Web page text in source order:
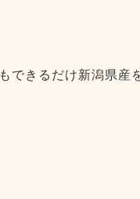
できるだけ新潟県